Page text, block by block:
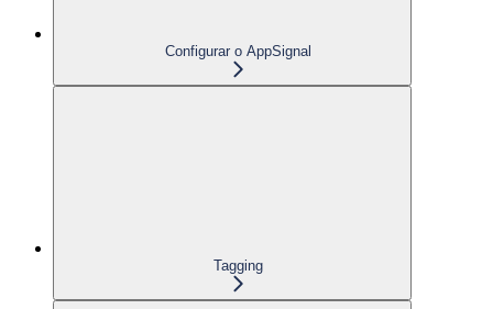
Configurar o AppSignal
Tagging